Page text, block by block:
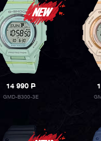
14 990P
GMD-B300-3E